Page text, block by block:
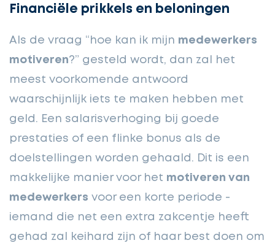
Financiële prikkels en beloningen
Als de vraag “hoe kan ik mijn medewerkers
motiveren?” gesteld wordt, dan zal het
meest voorkomende antwoord
waarschijnlijk iets te maken hebben met
geld. Een salarisverhoging bij goede
prestaties of een flinke bonus als de
doelstellingen worden gehaald. Dit is een
makkelijke manier voor het motiveren van
medewerkers voor een korte periode -
iemand die net een extra zakcentje heeft
gehad zal keihard zijn of haar best doen om